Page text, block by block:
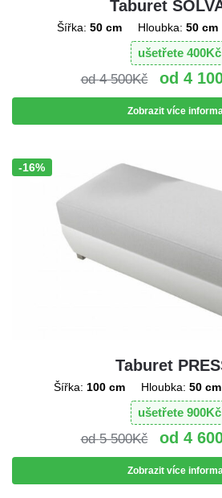
Taburet
Šířka: 50 cm Hloubka: 50 cm
ušetřete 400Kč
4 500Kč 4
Zobrazit více
Sleva!
-16%
Taburet
Šířka: 100 cm Hloubka: 50 cm
ušetřete 900Kč
5 500Kč 4
Zobrazit více